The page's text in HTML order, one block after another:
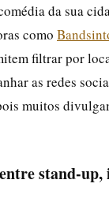
da sua
como
filtrar por
as redes
muitos
stand-up,